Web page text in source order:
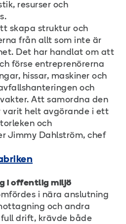
resurser och
skapa struktur och
från allt som inte är
Det har handlat om att
förse entreprenörerna
hissar, maskiner och
och
Att samordna den
varit helt avgörande i ett
och
Jimmy Dahlström, chef
i offentlig miljö
i nära anslutning
och andra
drift, krävde både